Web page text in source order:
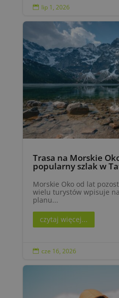
 lip 1, 2026
Trasa na Morskie
popularny szlak w
Morskie Oko od lat
wielu turystów wpisuje
planu...
czytaj więcej...
 cze 16, 2026